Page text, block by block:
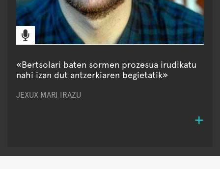
«Bertsolari baten sormen prozesua irudikatu
nahi izan dut antzerkiaren begietatik»
JEXUX MARI IRAZU